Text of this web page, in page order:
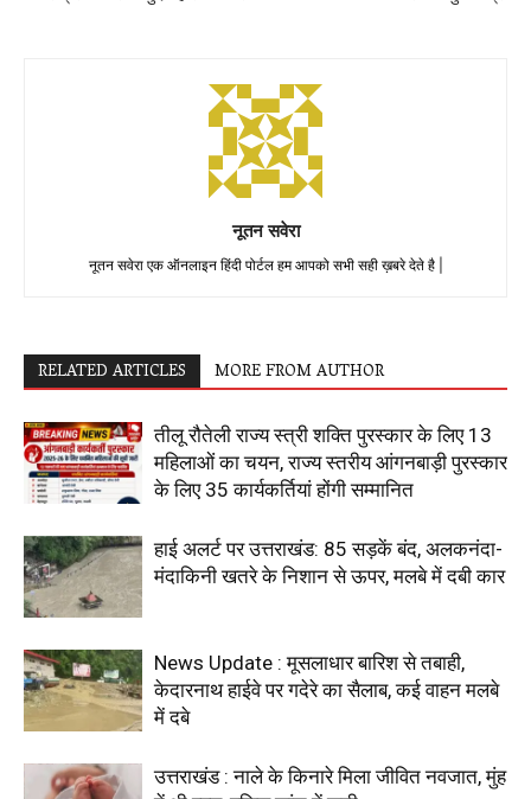
नूतन सवेरा
नूतन सवेरा एक ऑनलाइन हिंदी पोर्टल हम आपको सभी सही ख़बरे देते है |
RELATED ARTICLES MORE FROM AUTHOR
तीलू रौतेली राज्य स्त्री शक्ति पुरस्कार के लिए 13
महिलाओं का चयन, राज्य स्तरीय आंगनबाड़ी पुरस्कार
के लिए 35 कार्यकर्तियां होंगी सम्मानित
हाई अलर्ट पर उत्तराखंड: 85 सड़कें बंद, अलकनंदा-
मंदाकिनी खतरे के निशान से ऊपर, मलबे में दबी कार
News Update : मूसलाधार बारिश से तबाही,
केदारनाथ हाईवे पर गदेरे का सैलाब, कई वाहन मलबे
में दबे
उत्तराखंड : नाले के किनारे मिला जीवित नवजात, मुंह